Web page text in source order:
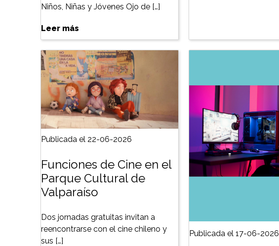
Niños, Niñas y Jóvenes Ojo de […]
Leer más
Publicada el 22-06-2026
Funciones de Cine en el
Parque Cultural de
Valparaíso
Dos jornadas gratuitas invitan a
reencontrarse con el cine chileno y
sus […]
Publicada el 17-06-2026